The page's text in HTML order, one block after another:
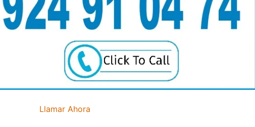
Llamar Ahora